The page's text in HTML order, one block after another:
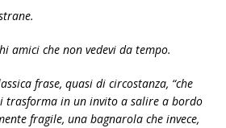
amici che non vedevi da tempo.
frase, quasi di circostanza, “che
trasforma in un invito a salire a bordo
fragile, una bagnarola che invece,